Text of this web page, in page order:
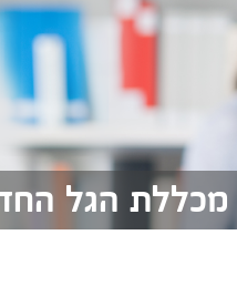
- מכללת הגל